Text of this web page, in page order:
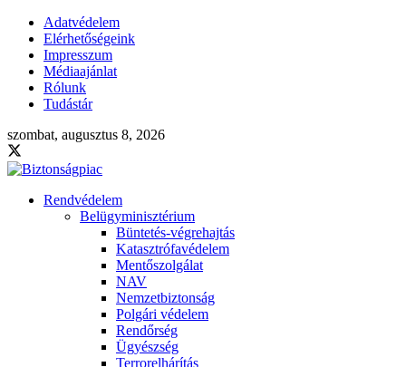
Adatvédelem
Elérhetőségeink
Impresszum
Médiaajánlat
Rólunk
Tudástár
szombat, augusztus 8, 2026
Rendvédelem
Belügyminisztérium
Büntetés-végrehajtás
Katasztrófavédelem
Mentőszolgálat
NAV
Nemzetbiztonság
Polgári védelem
Rendőrség
Ügyészség
Terrorelhárítás